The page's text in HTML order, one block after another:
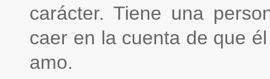
carácter. Tiene una
caer en la cuenta de que
amo.